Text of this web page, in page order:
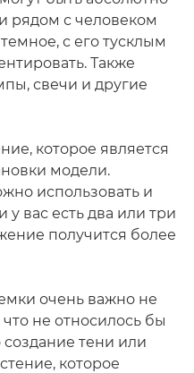
рядом с человеком
с его тусклым
Также
свечи и другие
которое является
модели.
использовать и
вас есть два или три
получится более
очень важно не
не относилось бы
создание тени или
которое